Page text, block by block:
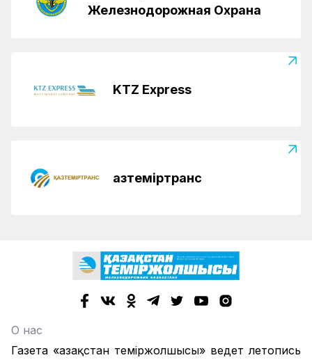
Железнодорожная Охрана
KTZ Express
Қазтеміртранс
О нас
Газета «Қазақстан теміржолшысы» ведет летопись